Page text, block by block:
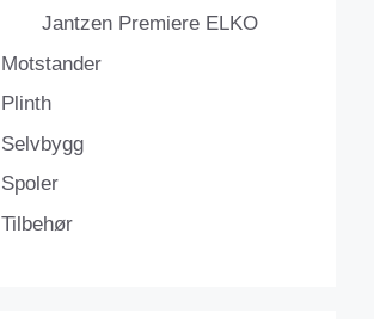
Jantzen Premiere ELKO
Motstander
Plinth
Selvbygg
Spoler
Tilbehør